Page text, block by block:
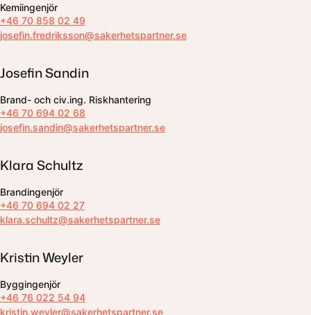
Kemiingenjör
+46 70 858 02 49
josefin.fredriksson@sakerhetspartner.se
Josefin Sandin
Brand- och civ.ing. Riskhantering
+46 70 694 02 68
josefin.sandin@sakerhetspartner.se
Klara Schultz
Brandingenjör
+46 70 694 02 27
klara.schultz@sakerhetspartner.se
Kristin Weyler
Byggingenjör
+46 76 022 54 94
kristin.weyler@sakerhetspartner.se